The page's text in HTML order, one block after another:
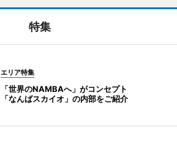
特集
エリア特集
「世界のNAMBAへ」がコンセプト
「なんばスカイオ」の内部をご紹介